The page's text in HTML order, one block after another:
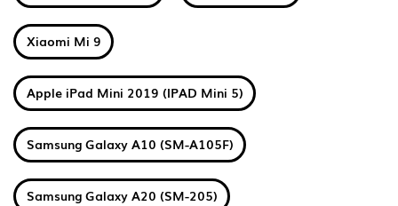
Xiaomi Mi 9
Apple iPad Mini 2019 (IPAD Mini 5)
Samsung Galaxy A10 (SM-A105F)
Samsung Galaxy A20 (SM-205)